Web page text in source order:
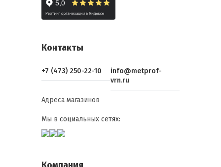
Контакты
+7 (473) 250-22-10
info@metprof-
vrn.ru
Адреса магазинов
Мы в социальных сетях: